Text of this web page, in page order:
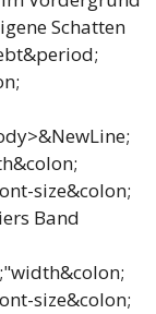
Schatten
size&colon;
Band
size&colon;